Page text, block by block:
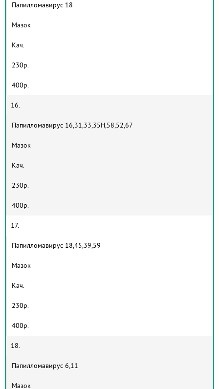
Папилломавирус 18
Мазок
Кач.
230р.
400р.
16.
Папилломавирус 16,31,33,35Н,58,52,67
Мазок
Кач.
230р.
400р.
17.
Папилломавирус 18,45,39,59
Мазок
Кач.
230р.
400р.
18.
Папилломавирус 6,11
Мазок